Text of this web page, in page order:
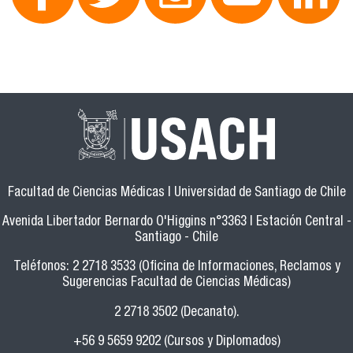
Facultad de Ciencias Médicas | Universidad de Santiago de Chile
Avenida Libertador Bernardo O'Higgins n°3363 | Estación Central -
Santiago - Chile
Teléfonos: 2 2718 3533 (Oficina de Informaciones, Reclamos y
Sugerencias Facultad de Ciencias Médicas)
2 2718 3502 (Decanato).
+56 9 5659 9202 (Cursos y Diplomados)